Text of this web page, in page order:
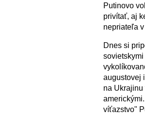
Putinovo
privítať, aj
nepriateľa
Dnes si
augustovej
na Ukrajinu
víťazstvo"